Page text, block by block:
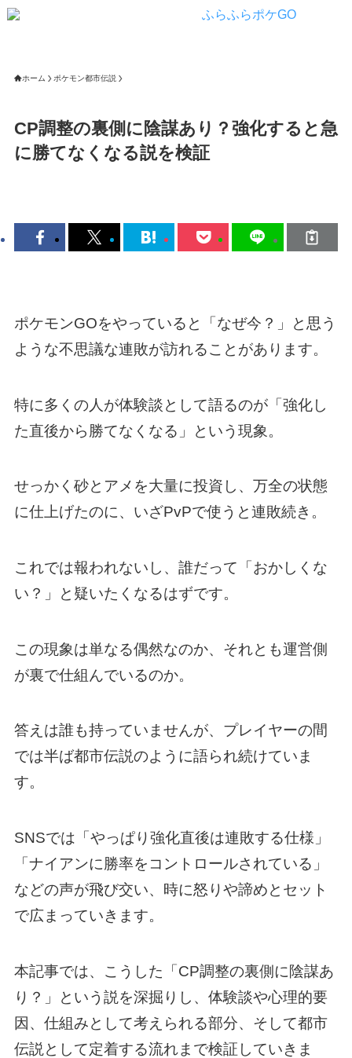
ホーム ポケモン都市伝説
CP調整の裏側に陰謀あり？強化すると急
に勝てなくなる説を検証
ポケモンGOをやっていると「なぜ今？」と思う
ような不思議な連敗が訪れることがあります。
特に多くの人が体験談として語るのが「強化し
た直後から勝てなくなる」という現象。
せっかく砂とアメを大量に投資し、万全の状態
に仕上げたのに、いざPvPで使うと連敗続き。
これでは報われないし、誰だって「おかしくな
い？」と疑いたくなるはずです。
この現象は単なる偶然なのか、それとも運営側
が裏で仕組んでいるのか。
答えは誰も持っていませんが、プレイヤーの間
では半ば都市伝説のように語られ続けていま
す。
SNSでは「やっぱり強化直後は連敗する仕様」
「ナイアンに勝率をコントロールされている」
などの声が飛び交い、時に怒りや諦めとセット
で広まっていきます。
本記事では、こうした「CP調整の裏側に陰謀あ
り？」という説を深掘りし、体験談や心理的要
因、仕組みとして考えられる部分、そして都市
伝説として定着する流れまで検証していきま